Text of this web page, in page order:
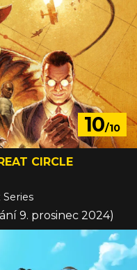
10/10
CIRCLE
Series
9. prosinec 2024)